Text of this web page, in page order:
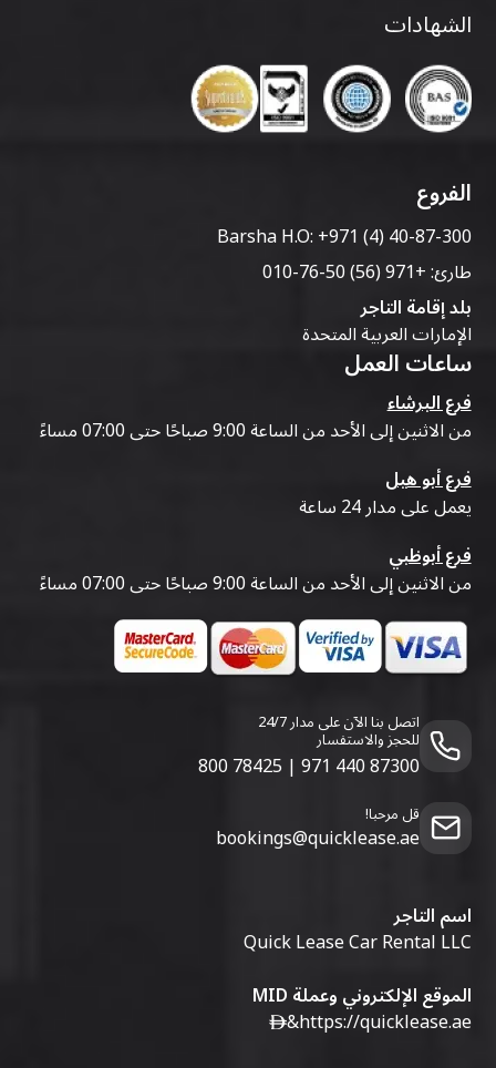
الشهادات
الفروع
Barsha H.O:+971 (4) 40-87-300
طارئ:+971 (56) 50-76-010
بلد إقامة التاجر
الإمارات العربية المتحدة
ساعات العمل
فرع البرشاء
من الاثنين إلى الأحد من الساعة 9:00 صباحًا حتى 07:00 مساءً
فرع أبو هيل
يعمل على مدار 24 ساعة
فرع أبوظبي
من الاثنين إلى الأحد من الساعة 9:00 صباحًا حتى 07:00 مساءً
اتصل بنا الآن على مدار 24/7
للحجز والاستفسار
800 78425 | 971 440 87300
قل مرحبا!
bookings@quicklease.ae
اسم التاجر
Quick Lease Car Rental LLC
الموقع الإلكتروني وعملة MID
https://quicklease.ae
&